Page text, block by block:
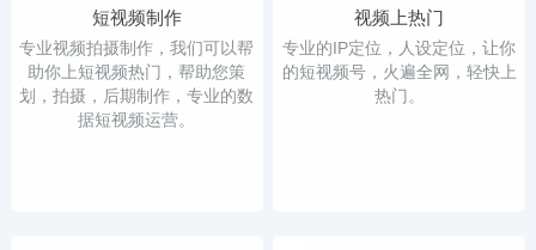
短视频制作
专业视频拍摄制作，我们可以帮
助你上短视频热门，帮助您策
划，拍摄，后期制作，专业的数
据短视频运营。
视频上热门
专业的IP定位，人设定位，让你
的短视频号，火遍全网，轻快上
热门。